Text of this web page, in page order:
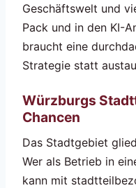
Geschäftswelt und
Pack und in den KI-
braucht eine
Strategie statt
Würzburgs
Chancen
Das Stadtgebiet
Wer als Betrieb in
kann mit